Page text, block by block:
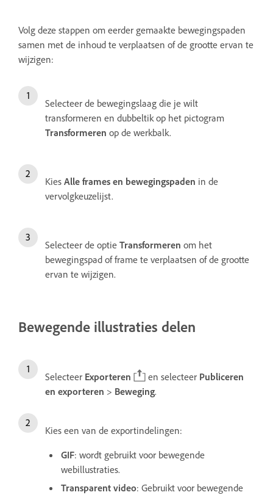
Volg deze stappen om eerder gemaakte bewegingspaden
samen met de inhoud te verplaatsen of de grootte ervan te
wijzigen:
Selecteer de bewegingslaag die je wilt
transformeren en dubbeltik op het pictogram
Transformeren op de werkbalk.
Kies Alle frames en bewegingspaden in de
vervolgkeuzelijst.
Selecteer de optie Transformeren om het
bewegingspad of frame te verplaatsen of de grootte
ervan te wijzigen.
Bewegende illustraties delen
Selecteer Exporteren en selecteer Publiceren
en exporteren > Beweging.
Kies een van de exportindelingen:
GIF: wordt gebruikt voor bewegende
webillustraties.
Transparent video: Gebruikt voor bewegende